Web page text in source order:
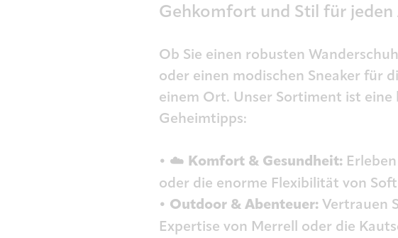
Gehkomfort und Stil für jeden
Ob Sie einen robusten
oder einen modischen Sneaker für
einem Ort. Unser Sortiment ist eine
Geheimtipps:
• ☁️ Komfort & Gesundheit:
oder die enorme Flexibilität von
• Outdoor & Abenteuer: Vertrauen
Expertise von Merrell oder die